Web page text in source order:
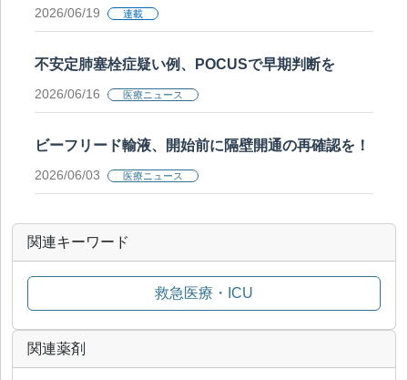
2026/06/19 連載
不安定肺塞栓症疑い例、POCUSで早期判断を
2026/06/16 医療ニュース
ビーフリード輸液、開始前に隔壁開通の再確認を！
2026/06/03 医療ニュース
関連キーワード
救急医療・ICU
関連薬剤